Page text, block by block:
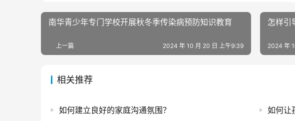
南华青少年专门学校开展秋冬季传染病预防知识教育
上一篇 2024 年 10 月 20 日 上午9:39
怎样引
2024 年
相关推荐
如何建立良好的家庭沟通氛围？ 如何让